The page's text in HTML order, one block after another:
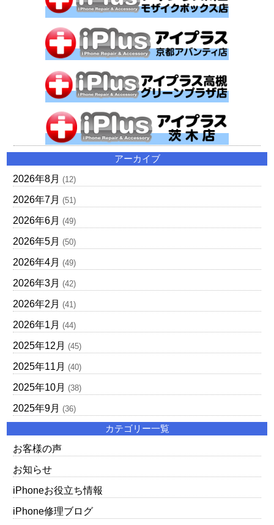
アーカイブ
2026年8月 (12)
2026年7月 (51)
2026年6月 (49)
2026年5月 (50)
2026年4月 (49)
2026年3月 (42)
2026年2月 (41)
2026年1月 (44)
2025年12月 (45)
2025年11月 (40)
2025年10月 (38)
2025年9月 (36)
カテゴリー一覧
お客様の声
お知らせ
iPhoneお役立ち情報
iPhone修理ブログ